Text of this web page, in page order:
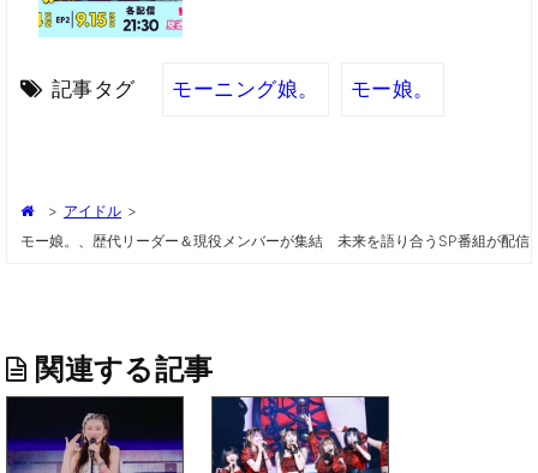
記事タグ モーニング娘。 モー娘。
> アイドル >
モー娘。、歴代リーダー＆現役メンバーが集結 未来を語り合うSP番組が配信
関連する記事